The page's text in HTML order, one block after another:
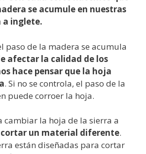
se acumule en nuestras
a inglete.
paso de la madera se acumula
afectar la calidad de los
hace pensar que la hoja
. Si no se controla, el paso de la
puede corroer la hoja.
cambiar la hoja de la sierra a
cortar un material diferente.
están diseñadas para cortar